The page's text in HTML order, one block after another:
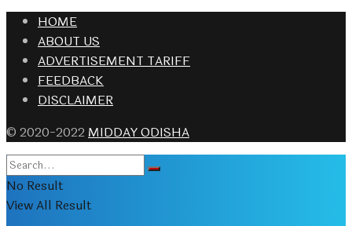
HOME
ABOUT US
ADVERTISEMENT TARIFF
FEEDBACK
DISCLAIMER
© 2020-2022 MIDDAY ODISHA
No Result
View All Result